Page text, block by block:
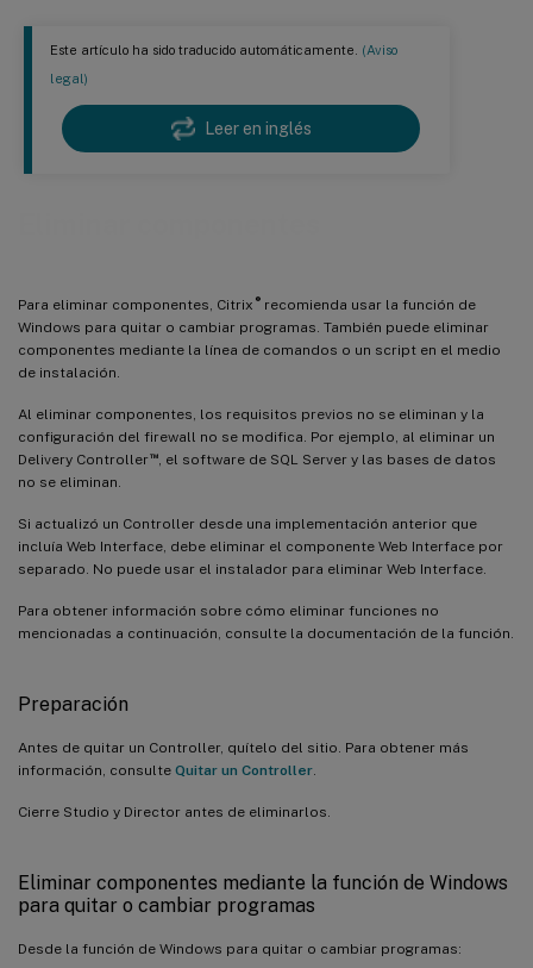
Este artículo ha sido traducido automáticamente. (Aviso
legal)
Leer en inglés
Para eliminar componentes, Citrix ®recomienda usar la función de
Windows para quitar o cambiar programas. También puede eliminar
componentes mediante la línea de comandos o un script en el medio
de instalación.
Al eliminar componentes, los requisitos previos no se eliminan y la
configuración del firewall no se modifica. Por ejemplo, al eliminar un
Delivery Controller™, el software de SQL Server y las bases de datos
no se eliminan.
Si actualizó un Controller desde una implementación anterior que
incluía Web Interface, debe eliminar el componente Web Interface por
separado. No puede usar el instalador para eliminar Web Interface.
Para obtener información sobre cómo eliminar funciones no
mencionadas a continuación, consulte la documentación de la función.
Preparación
Antes de quitar un Controller, quítelo del sitio. Para obtener más
información, consulte Quitar un Controller
Cierre Studio y Director antes de eliminarlos.
Eliminar componentes mediante la función de Windows
para quitar o cambiar programas
Desde la función de Windows para quitar o cambiar programas: